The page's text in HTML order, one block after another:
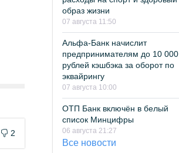
2
образ жизни
07 августа 11:50
Альфа-Банк начислит
предпринимателям до 10 000
рублей кэшбэка за оборот по
эквайрингу
07 августа 10:00
ОТП Банк включён в белый
список Минцифры
06 августа 21:27
Все новости